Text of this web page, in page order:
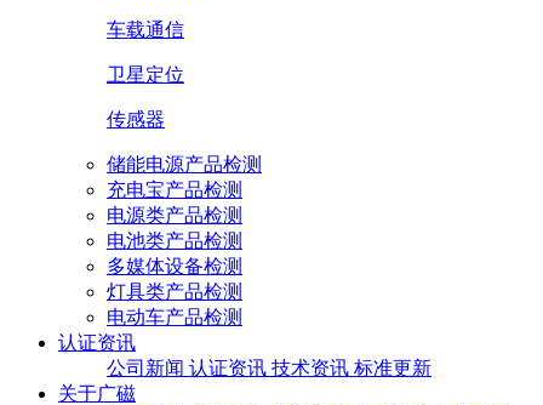
车载通信
卫星定位
传感器
储能电源产品检测
充电宝产品检测
电源类产品检测
电池类产品检测
多媒体设备检测
灯具类产品检测
电动车产品检测
认证资讯
公司新闻 认证资讯 技术资讯 标准更新
关于广磁